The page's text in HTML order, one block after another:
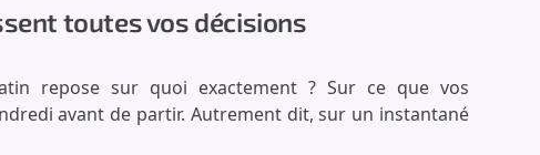
toutes vos décisions
repose sur quoi exactement ? Sur ce que vos
avant de partir. Autrement dit, sur un instantané